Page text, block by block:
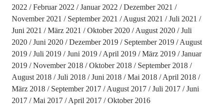
2022
Februar 2022 Januar 2022
Dezember 2021
November 2021
September 2021 August 2021
Juli 2021
Juni 2021
März 2021 Oktober 2020 August 2020
Juli
2020
Juni 2020 Dezember 2019 September 2019
August
2019
Juli 2019 Juni 2019 April 2019 März 2019
Januar
2019
November 2018 Oktober 2018
September 2018
August 2018
Juli 2018 Juni 2018 Mai 2018
April 2018
März 2018
September 2017 August 2017 Juli 2017
Juni
2017
Mai 2017 April 2017 Oktober 2016